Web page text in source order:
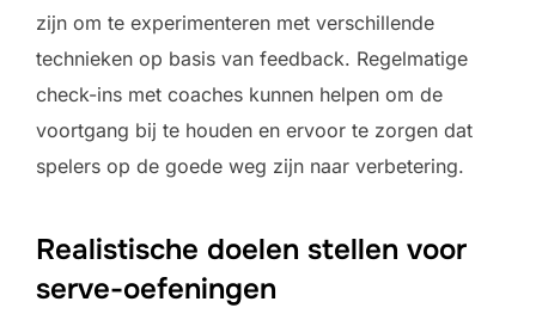
zijn om te experimenteren met verschillende
technieken op basis van feedback. Regelmatige
check-ins met coaches kunnen helpen om de
voortgang bij te houden en ervoor te zorgen dat
spelers op de goede weg zijn naar verbetering.
Realistische doelen stellen voor
serve-oefeningen